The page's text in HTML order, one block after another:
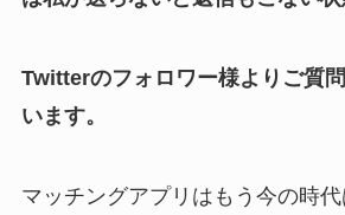
Twitterのフォロワー様よりご質
います。
マッチングアプリはもう今の時